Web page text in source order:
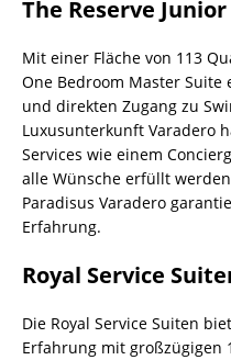
The Reserve
Mit einer Fläche von 113
One Bedroom Master Suite
und direkten Zugang zu
Luxusunterkunft Varadero
Services wie einem
alle Wünsche erfüllt
Paradisus Varadero
Erfahrung.
Royal Service
Die Royal Service Suiten
Erfahrung mit großzügigen